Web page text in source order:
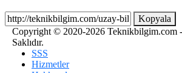
Kopyala
Copyright © 2020-2026 Teknikbilgim.com
Saklıdır.
SSS
Hizmetler